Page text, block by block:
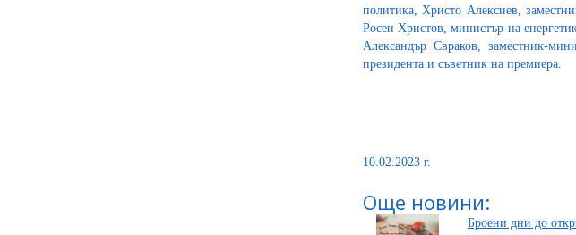
политика, Христо Алексиев,
Росен Христов, министър на
Александър Свраков, заместник-
президента и съветник на премиера.
10.02.2023 г.
Още новини:
Броени дни до